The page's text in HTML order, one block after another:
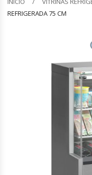
Barquilleras
Bolsas De Sellado Al
Calentadores De Platos
Cámaras Fermentadoras
REFRIGERADA 75 CM